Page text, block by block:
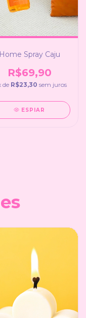
Home Spray Caju
R$69,90
de R$23,30 sem juros
ESPIAR